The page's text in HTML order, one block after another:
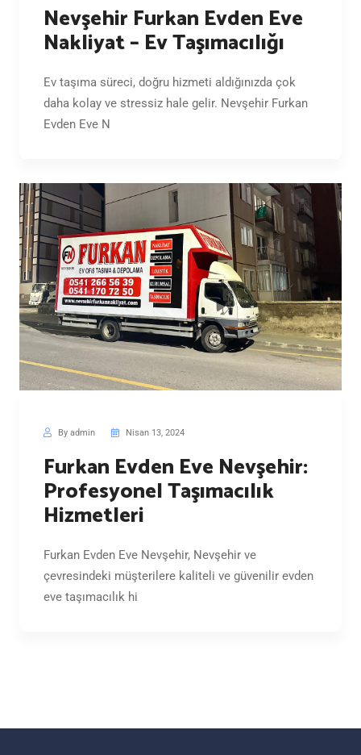
Nevşehir Furkan Evden Eve
Nakliyat – Ev Taşımacılığı
Ev taşıma süreci, doğru hizmeti aldığınızda çok
daha kolay ve stressiz hale gelir. Nevşehir Furkan
Evden Eve N
By admin Nisan 13, 2024
Furkan Evden Eve Nevşehir:
Profesyonel Taşımacılık
Hizmetleri
Furkan Evden Eve Nevşehir, Nevşehir ve
çevresindeki müşterilere kaliteli ve güvenilir evden
eve taşımacılık hi